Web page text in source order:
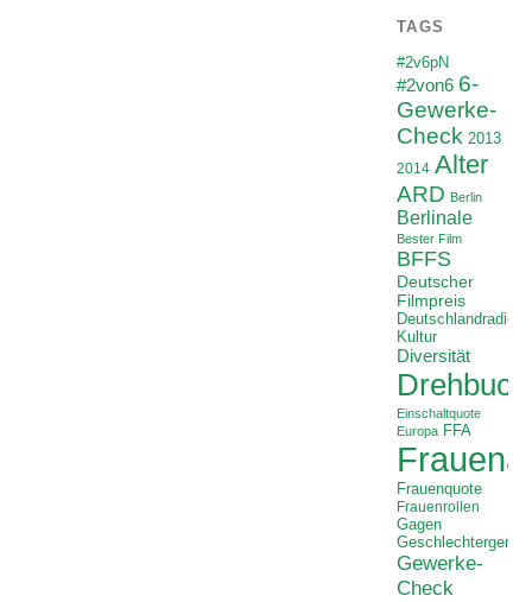
TAGS
#2v6pN
#2von6 6-
Gewerke-
Check 2013
2014 Alter
ARD Berlin
Berlinale
Bester Film
BFFS
Deutscher
Filmpreis
Deutschlandradio
Kultur
Diversität
Drehbuch
Einschaltquote
Europa FFA
Frauenquote
Frauenrollen
Gagen
Gewerke-
Check